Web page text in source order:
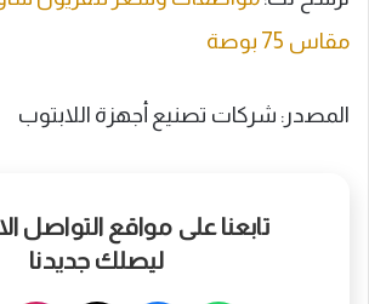
مقاس 75 بوصة
المصدر: شركات تصنيع أجهزة اللابتوب
تابعنا على مواقع التواصل
ليصلك جديدنا